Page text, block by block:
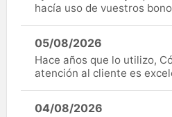
hacía uso de vuestros
05/08/2026
Hace años que lo utilizo,
atención al cliente es
04/08/2026